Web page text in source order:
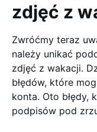
zdjęć z
Zwróćmy teraz
należy unikać
zdjęć z wakacji.
błędów, które
konta. Oto błędy,
podpisów pod